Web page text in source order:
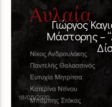
Γιώργος
Μάστορης –
18/05/2020